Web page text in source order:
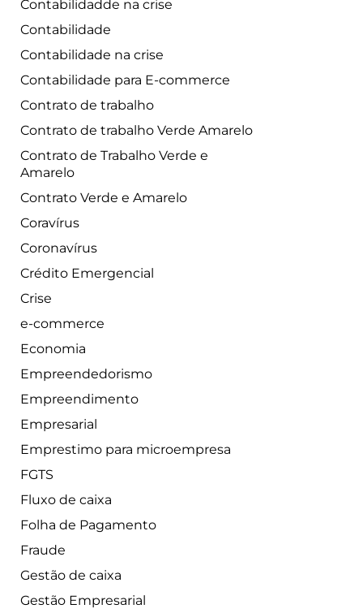
Contabilidadde na crise
Contabilidade
Contabilidade na crise
Contabilidade para E-commerce
Contrato de trabalho
Contrato de trabalho Verde Amarelo
Contrato de Trabalho Verde e
Amarelo
Contrato Verde e Amarelo
Coravírus
Coronavírus
Crédito Emergencial
Crise
e-commerce
Economia
Empreendedorismo
Empreendimento
Empresarial
Emprestimo para microempresa
FGTS
Fluxo de caixa
Folha de Pagamento
Fraude
Gestão de caixa
Gestão Empresarial